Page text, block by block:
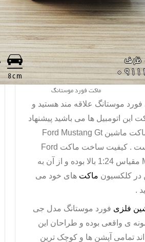
ماکت فورد موستانگ
فورد موستانگ علاقه مند هستید و
این اتومبیل ها می باشید پیشنهاد
ماکت ماشینFord Mustang Gt
. کیفیت ساخت ماکت Ford
مقیاس 1:24 بالا بوده و از آن به
در کلکسیون ماکت های خود می
.
فلزی فورد موستانگ مدل جی
نمونه ی واقعی بوده و طراحان این
تمامی آپشن ها و کوچک ترین